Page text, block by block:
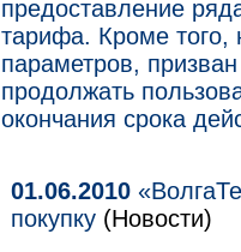
предоставление
тарифа. Кроме того,
параметров,
продолжать
окончания срока
01.06.2010
покупку (Новости)